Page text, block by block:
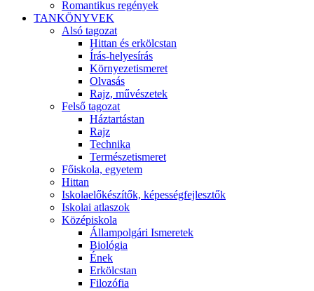
Romantikus regények
TANKÖNYVEK
Alsó tagozat
Hittan és erkölcstan
Írás-helyesírás
Környezetismeret
Olvasás
Rajz, művészetek
Felső tagozat
Háztartástan
Rajz
Technika
Természetismeret
Főiskola, egyetem
Hittan
Iskolaelőkészítők, képességfejlesztők
Iskolai atlaszok
Középiskola
Állampolgári Ismeretek
Biológia
Ének
Erkölcstan
Filozófia